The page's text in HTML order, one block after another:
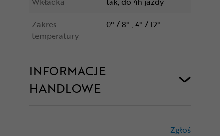
Zakres
temperatury
0° / 8° , 4° / 12°
INFORMACJE
HANDLOWE
Zgłoś